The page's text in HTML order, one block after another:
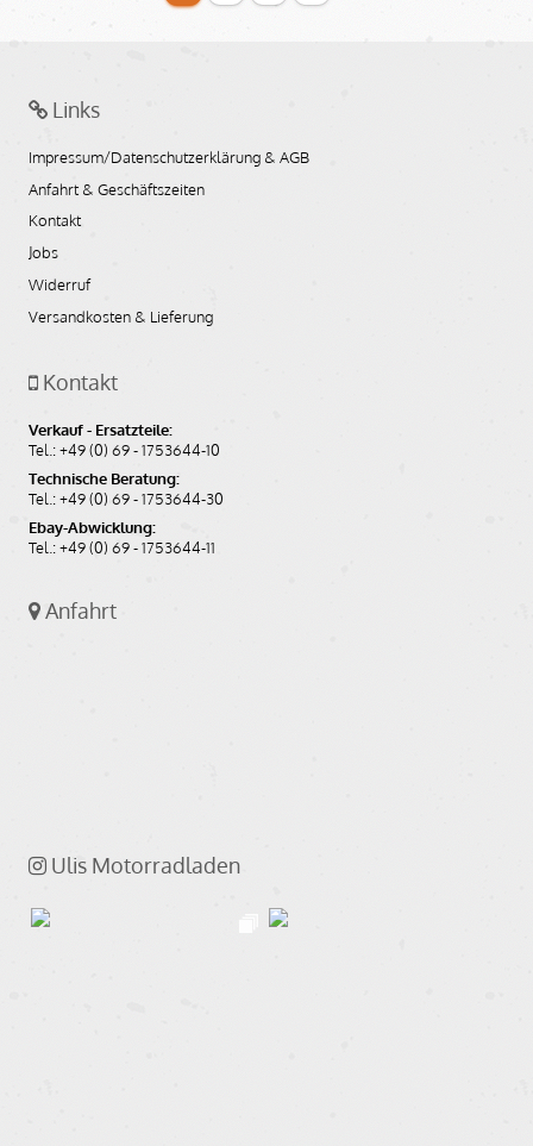
Artikelnummer: 06154
nicht auf Lager
Auf den Merkzettel
Links
Impressum/Datenschutzerklärung & AGB
Anfahrt & Geschäftszeiten
Kontakt
Jobs
Widerruf
Versandkosten & Lieferung
Kontakt
Verkauf - Ersatzteile:
Tel.: +49 (0) 69 - 1753644-10
Technische Beratung:
Tel.: +49 (0) 69 - 1753644-30
Ebay-Abwicklung:
Tel.: +49 (0) 69 - 1753644-11
Anfahrt
Ulis Motorradladen